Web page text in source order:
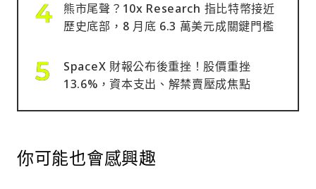
熊市尾聲？10x Research 指比特幣接近
歷史底部，8 月底 6.3 萬美元成關鍵門檻
SpaceX 財報公布後重挫！股價重挫
13.6%，資本支出、解禁賣壓成焦點
你可能也會感興趣